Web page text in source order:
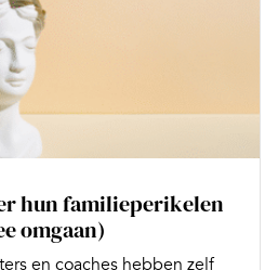
hun familieperikelen
omgaan)
en coaches hebben zelf